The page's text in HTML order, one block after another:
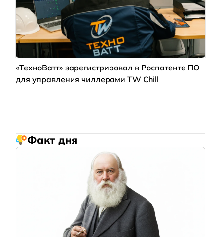
«ТехноВатт» зарегистрировал в Роспатенте ПО
для управления чиллерами TW Chill
Факт дня